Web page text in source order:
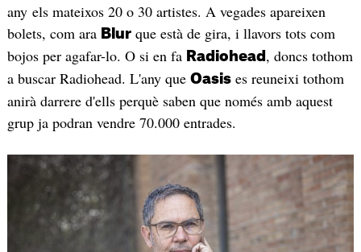
any els mateixos 20 o 30 artistes. A vegades apareixen
bolets, com ara Blurque està de gira, i llavors tots com
bojos per agafar-lo. O si en fa Radiohead , doncs tothom
a buscar Radiohead. L'any que Oasises reuneixi tothom
anirà darrere d'ells perquè saben que només amb aquest
grup ja podran vendre 70.000 entrades.